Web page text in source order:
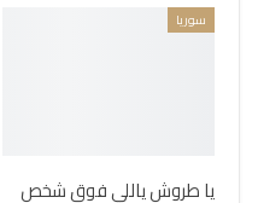
سوريا
يا طروش ياللي فوق شخص